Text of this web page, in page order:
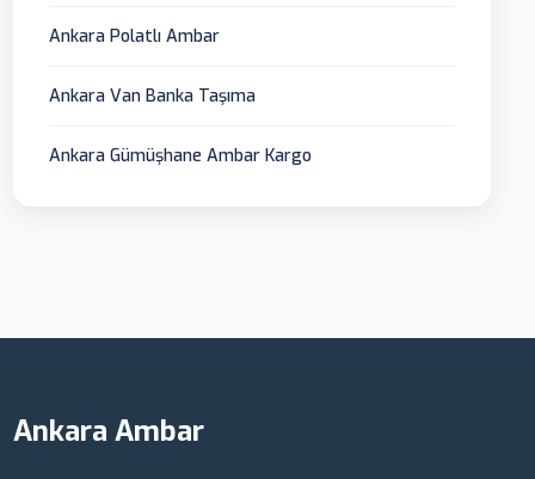
Ankara Polatlı Ambar
Ankara Van Banka Taşıma
Ankara Gümüşhane Ambar Kargo
Ankara Ambar